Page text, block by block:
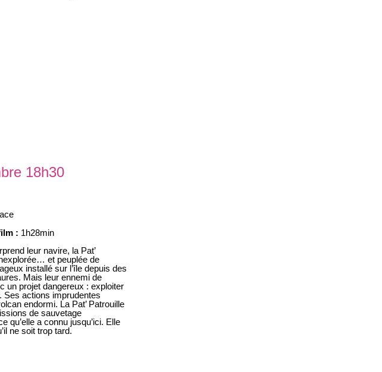
18h30
: 1h28min
leur navire, la Pat’
et peuplée de
installé sur l’île depuis des
Mais leur ennemi de
un projet dangereux : exploiter
actions imprudentes
endormi. La Pat’ Patrouille
de sauvetage
qu’elle a connu jusqu’ici. Elle
ne soit trop tard.